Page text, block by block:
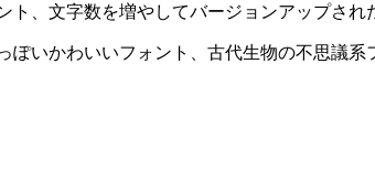
、文字数を増やしてバージョンアップされ
いかわいいフォント、古代生物の不思議系